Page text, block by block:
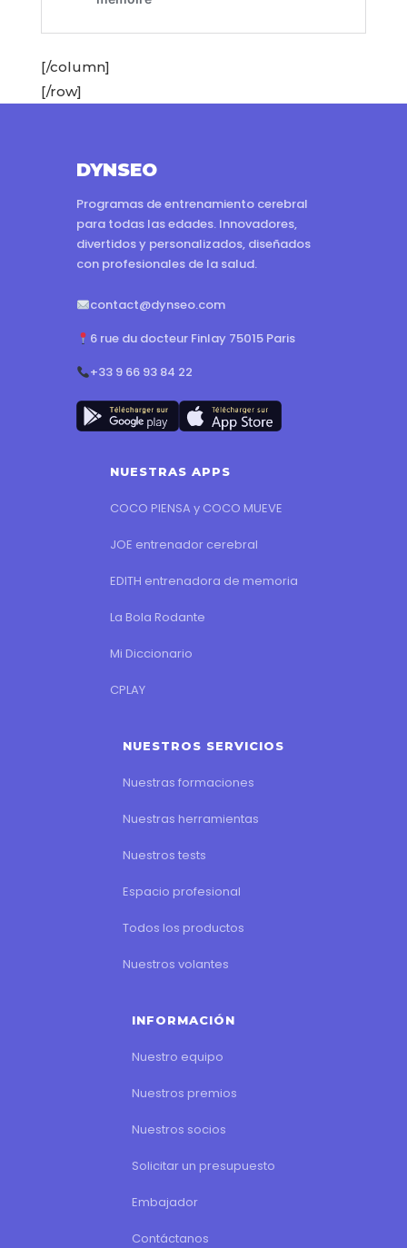
[/column]
[/row]
DYNSEO
Programas de entrenamiento cerebral
para todas las edades. Innovadores,
divertidos y personalizados, diseñados
con profesionales de la salud.
contact@dynseo.com
6 rue du docteur Finlay 75015 Paris
+33 9 66 93 84 22
NUESTRAS APPS
COCO PIENSA y COCO MUEVE
JOE entrenador cerebral
EDITH entrenadora de memoria
La Bola Rodante
Mi Diccionario
CPLAY
NUESTROS SERVICIOS
Nuestras formaciones
Nuestras herramientas
Nuestros tests
Espacio profesional
Todos los productos
Nuestros volantes
INFORMACIÓN
Nuestro equipo
Nuestros premios
Nuestros socios
Solicitar un presupuesto
Embajador
Contáctanos